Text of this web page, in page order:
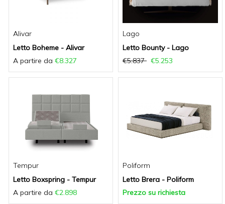
Alivar
Letto Boheme - Alivar
A partire da €8.327
Lago
Letto Bounty - Lago
€5.837
€5.253
Tempur
Letto Boxspring - Tempur
A partire da €2.898
Poliform
Letto Brera - Poliform
Prezzo su richiesta